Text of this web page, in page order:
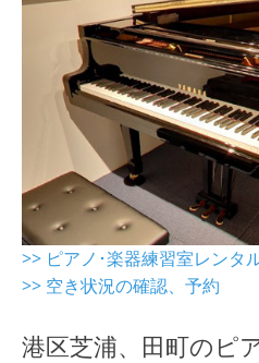
>> ピアノ･楽器練習室レンタ
>> 空き状況の確認、予約
港区芝浦、田町のピ